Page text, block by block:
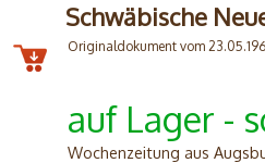
Schwäbische
Originaldokument vom
auf Lager -
Wochenzeitung aus